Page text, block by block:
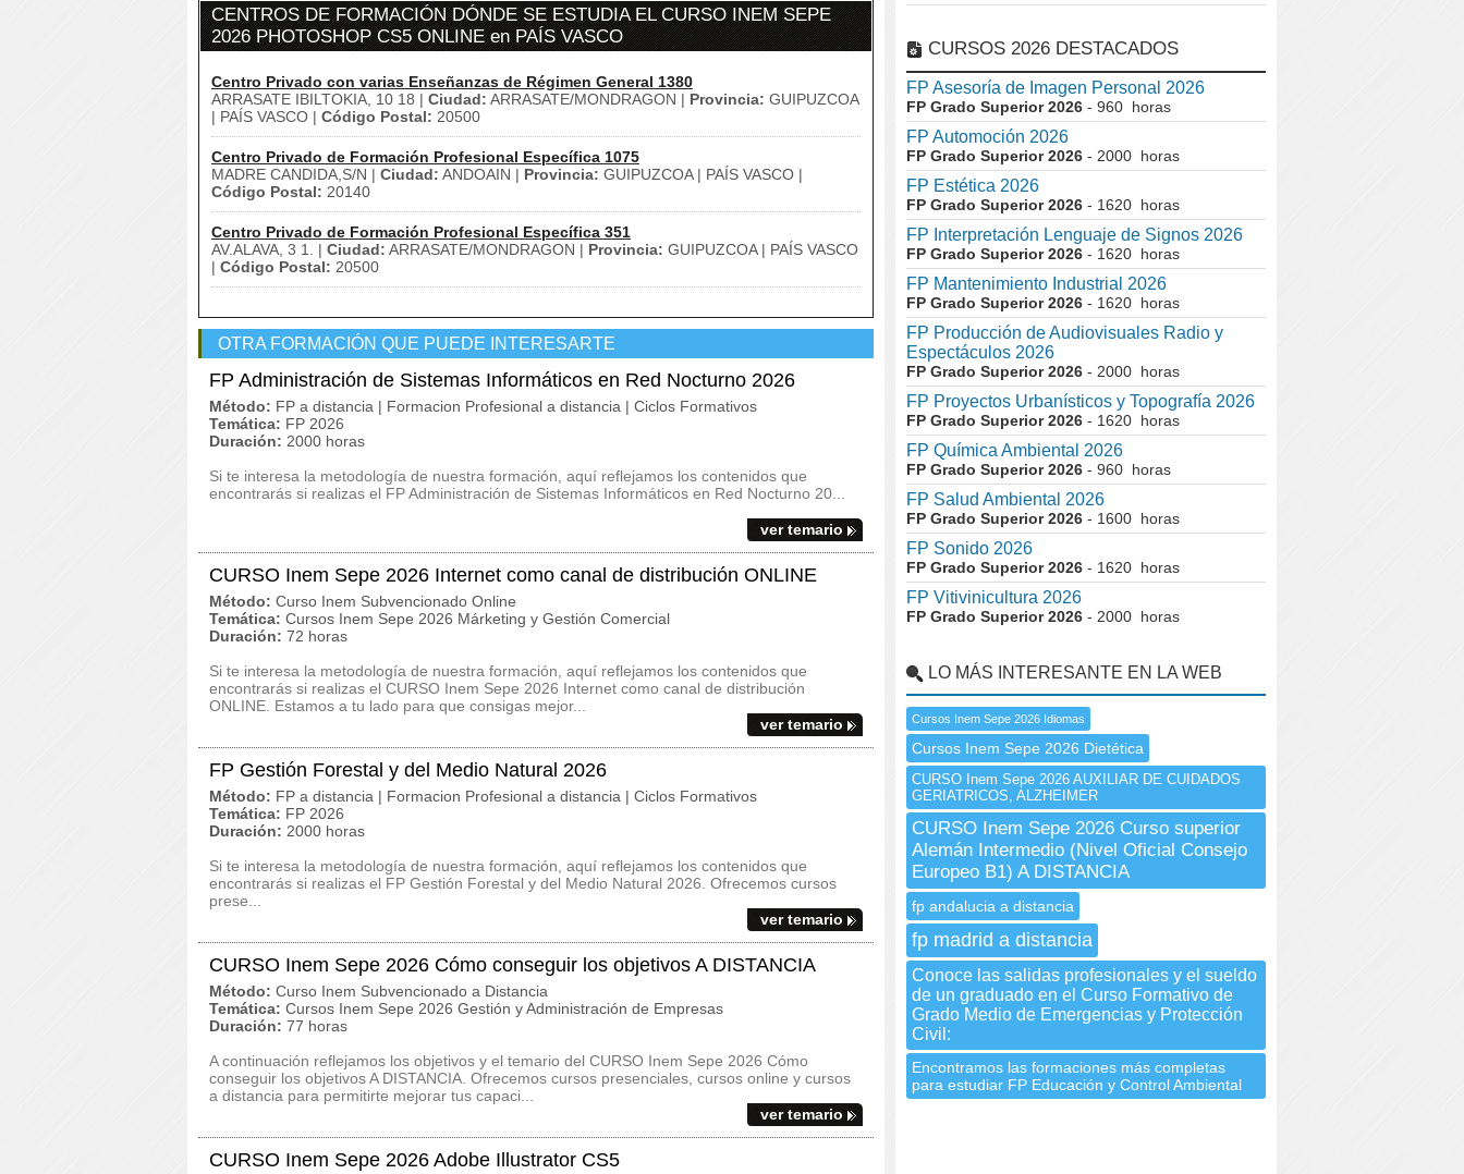
CENTROS DE FORMACIÓN DÓNDE SE ESTUDIA EL CURSO INEM SEPE
2026 PHOTOSHOP CS5 ONLINE en PAÍS VASCO
Centro Privado con varias Enseñanzas de Régimen General 1380
ARRASATE IBILTOKIA, 10 18 | Ciudad: ARRASATE/MONDRAGON | Provincia: GUIPUZCOA
| PAÍS VASCO | Código Postal: 20500
Centro Privado de Formación Profesional Específica 1075
MADRE CANDIDA,S/N | Ciudad: ANDOAIN | Provincia: GUIPUZCOA | PAÍS VASCO |
Código Postal: 20140
Centro Privado de Formación Profesional Específica 351
AV.ALAVA, 3 1. | Ciudad: ARRASATE/MONDRAGON | Provincia: GUIPUZCOA | PAÍS VASCO
| Código Postal: 20500
OTRA FORMACIÓN QUE PUEDE INTERESARTE
FP Administración de Sistemas Informáticos en Red Nocturno 2026
Método: FP a distancia | Formacion Profesional a distancia | Ciclos Formativos
Temática: FP 2026
Duración: 2000 horas
Si te interesa la metodología de nuestra formación, aquí reflejamos los contenidos que
encontrarás si realizas el FP Administración de Sistemas Informáticos en Red Nocturno 20...
ver temario
CURSO Inem Sepe 2026 Internet como canal de distribución ONLINE
Método: Curso Inem Subvencionado Online
Temática: Cursos Inem Sepe 2026 Márketing y Gestión Comercial
Duración: 72 horas
Si te interesa la metodología de nuestra formación, aquí reflejamos los contenidos que
encontrarás si realizas el CURSO Inem Sepe 2026 Internet como canal de distribución
ONLINE. Estamos a tu lado para que consigas mejor...
ver temario
FP Gestión Forestal y del Medio Natural 2026
Método: FP a distancia | Formacion Profesional a distancia | Ciclos Formativos
Temática: FP 2026
Duración: 2000 horas
Si te interesa la metodología de nuestra formación, aquí reflejamos los contenidos que
encontrarás si realizas el FP Gestión Forestal y del Medio Natural 2026. Ofrecemos cursos
prese...
ver temario
CURSO Inem Sepe 2026 Cómo conseguir los objetivos A DISTANCIA
Método: Curso Inem Subvencionado a Distancia
Temática: Cursos Inem Sepe 2026 Gestión y Administración de Empresas
Duración: 77 horas
A continuación reflejamos los objetivos y el temario del CURSO Inem Sepe 2026 Cómo
conseguir los objetivos A DISTANCIA. Ofrecemos cursos presenciales, cursos online y cursos
a distancia para permitirte mejorar tus capaci...
ver temario
CURSO Inem Sepe 2026 Adobe Illustrator CS5
CURSOS 2026 DESTACADOS
FP Asesoría de Imagen Personal 2026
FP Grado Superior 2026 - 960 horas
FP Automoción 2026
FP Grado Superior 2026 - 2000 horas
FP Estética 2026
FP Grado Superior 2026 - 1620 horas
FP Interpretación Lenguaje de Signos 2026
FP Grado Superior 2026 - 1620 horas
FP Mantenimiento Industrial 2026
FP Grado Superior 2026 - 1620 horas
FP Producción de Audiovisuales Radio y
Espectáculos 2026
FP Grado Superior 2026 - 2000 horas
FP Proyectos Urbanísticos y Topografía 2026
FP Grado Superior 2026 - 1620 horas
FP Química Ambiental 2026
FP Grado Superior 2026 - 960 horas
FP Salud Ambiental 2026
FP Grado Superior 2026 - 1600 horas
FP Sonido 2026
FP Grado Superior 2026 - 1620 horas
FP Vitivinicultura 2026
FP Grado Superior 2026 - 2000 horas
LO MÁS INTERESANTE EN LA WEB
Cursos Inem Sepe 2026 Idiomas
Cursos Inem Sepe 2026 Dietética
CURSO Inem Sepe 2026 AUXILIAR DE CUIDADOS
GERIATRICOS, ALZHEIMER
CURSO Inem Sepe 2026 Curso superior
Alemán Intermedio (Nivel Oficial Consejo
Europeo B1) A DISTANCIA
fp andalucia a distancia
fp madrid a distancia
Conoce las salidas profesionales y el sueldo
de un graduado en el Curso Formativo de
Grado Medio de Emergencias y Protección
Civil:
Encontramos las formaciones más completas
para estudiar FP Educación y Control Ambiental